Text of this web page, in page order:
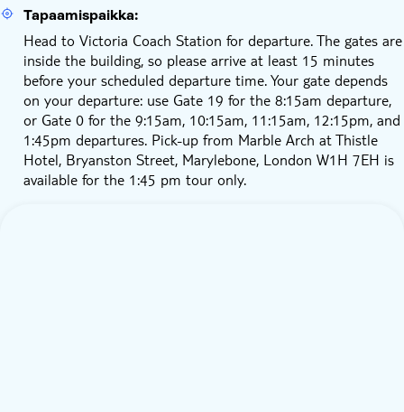
Tapaamispaikka:
Head to Victoria Coach Station for departure. The gates are
inside the building, so please arrive at least 15 minutes
before your scheduled departure time. Your gate depends
on your departure: use Gate 19 for the 8:15am departure,
or Gate 0 for the 9:15am, 10:15am, 11:15am, 12:15pm, and
1:45pm departures. Pick-up from Marble Arch at Thistle
Hotel, Bryanston Street, Marylebone, London W1H 7EH is
available for the 1:45 pm tour only.